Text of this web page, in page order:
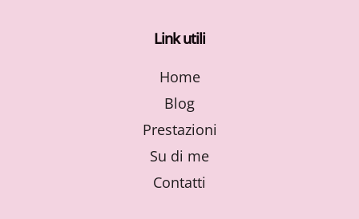
Link utili
Home
Blog
Prestazioni
Su di me
Contatti